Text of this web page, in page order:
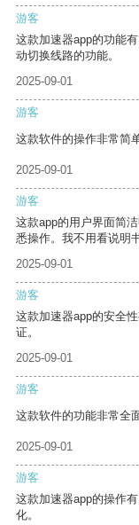
游客
这款加速器app的功能
动切换线路的功能。
2025-09-01
游客
这款软件的操作非常简
2025-09-01
游客
这款app的用户界面简
悉操作。我不用看说明
2025-09-01
游客
这款加速器app的安全
证。
2025-09-01
游客
这款软件的功能非常全
2025-09-01
游客
这款加速器app的操作
化。